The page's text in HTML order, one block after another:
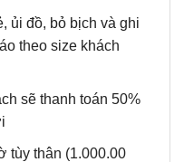
ủi đồ, bỏ bịch và ghi
theo size khách
sẽ thanh toán 50%
tùy thân (1.000.00